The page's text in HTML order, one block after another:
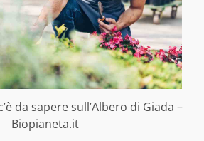
da sapere sull’Albero di Giada –
Biopianeta.it